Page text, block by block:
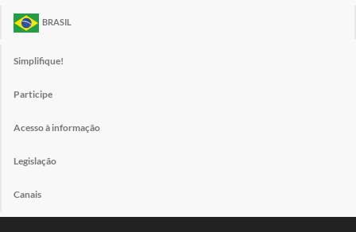
BRASIL
Simplifique!
Participe
Acesso à informação
Legislação
Canais